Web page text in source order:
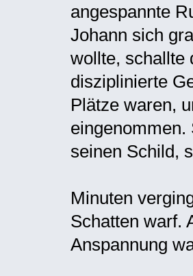
angespannte
Johann sich
wollte, schallte
disziplinierte
Plätze waren,
eingenommen.
seinen Schild,
Minuten
Schatten warf.
Anspannung